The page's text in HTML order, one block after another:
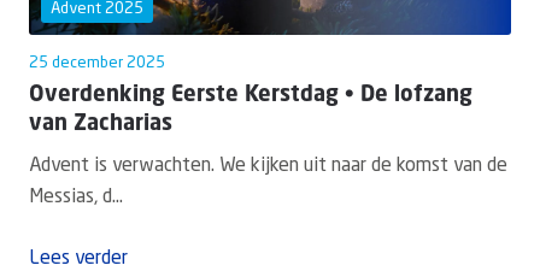
Advent 2025
25 december 2025
Overdenking Eerste Kerstdag • De lofzang
van Zacharias
Advent is verwachten. We kijken uit naar de komst van de
Messias, d...
Lees verder